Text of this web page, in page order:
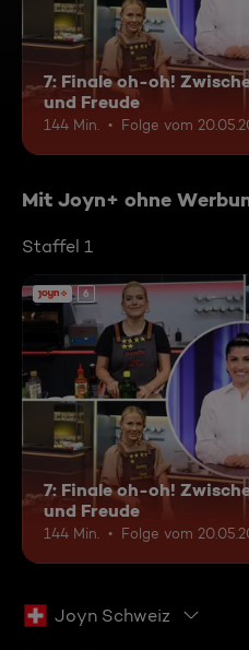
7: Finale oh-oh!
und Freude
144 Min. Folge vom
Mit Joyn+ ohne
Staffel 1
6
7: Finale oh-oh!
und Freude
144 Min. Folge vom
Joyn Schweiz